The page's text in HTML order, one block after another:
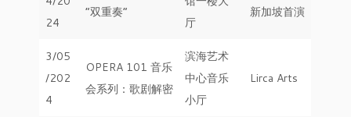
24
“双重奏”
厅
新加坡首演
3/05
/202
4
OPERA 101 音乐
会系列：歌剧解密
滨海艺术
中心音乐
小厅
Lirca Arts